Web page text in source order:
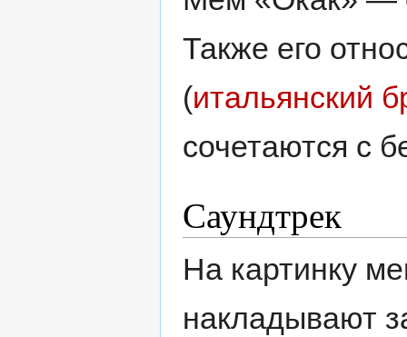
Также его
(итальянский
сочетаются с
Саундтрек
На картинку
накладывают